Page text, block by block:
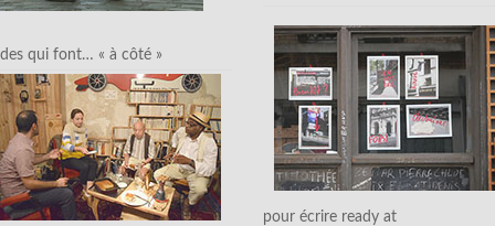
des qui font… « à côté »
pour écrire ready at